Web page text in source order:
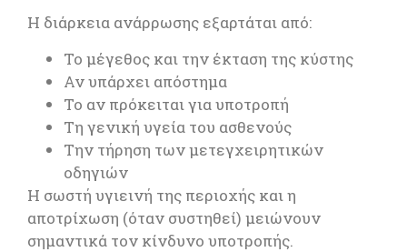
Η διάρκεια ανάρρωσης εξαρτάται από:
Το μέγεθος και την έκταση της κύστης
Αν υπάρχει απόστημα
Το αν πρόκειται για υποτροπή
Τη γενική υγεία του ασθενούς
Την τήρηση των μετεγχειρητικών
οδηγιών
Η σωστή υγιεινή της περιοχής και η
αποτρίχωση (όταν συστηθεί) μειώνουν
σημαντικά τον κίνδυνο υποτροπής.